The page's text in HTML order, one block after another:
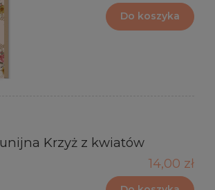
Do koszyka
Krzyż z kwiatów
14,00 zł